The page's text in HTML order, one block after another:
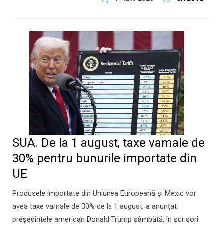
SUA. De la 1 august, taxe vamale de
30% pentru bunurile importate din
UE
Produsele importate din Uniunea Europeană și Mexic vor
avea taxe vamale de 30% de la 1 august, a anunțat
președintele american Donald Trump sâmbătă, în scrisori